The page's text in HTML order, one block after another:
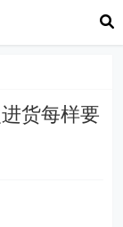
货每样要